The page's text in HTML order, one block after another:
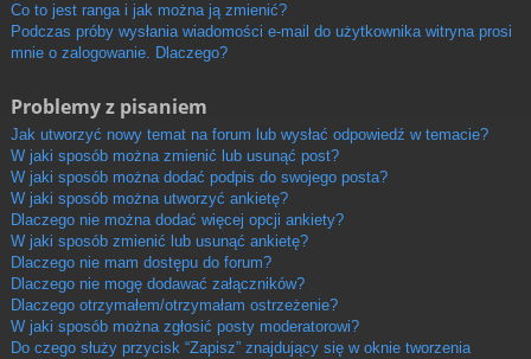
Co to jest ranga i jak można ją zmienić?
Podczas próby wysłania wiadomości e-mail do użytkownika witryna prosi
mnie o zalogowanie. Dlaczego?
Problemy z pisaniem
Jak utworzyć nowy temat na forum lub wysłać odpowiedź w temacie?
W jaki sposób można zmienić lub usunąć post?
W jaki sposób można dodać podpis do swojego posta?
W jaki sposób można utworzyć ankietę?
Dlaczego nie można dodać więcej opcji ankiety?
W jaki sposób zmienić lub usunąć ankietę?
Dlaczego nie mam dostępu do forum?
Dlaczego nie mogę dodawać załączników?
Dlaczego otrzymałem/otrzymałam ostrzeżenie?
W jaki sposób można zgłosić posty moderatorowi?
Do czego służy przycisk “Zapisz” znajdujący się w oknie tworzenia